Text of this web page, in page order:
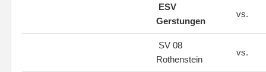
ESV
Gerstungen
vs.
SV 08
Rothenstein
vs.